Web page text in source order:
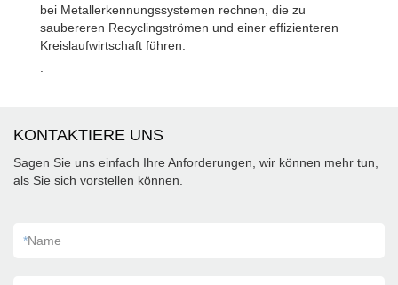
bei Metallerkennungssystemen rechnen, die zu
saubereren Recyclingströmen und einer effizienteren
Kreislaufwirtschaft führen.
KONTAKTIERE UNS
Sagen Sie uns einfach Ihre Anforderungen, wir können mehr tun,
als Sie sich vorstellen können.
*Name